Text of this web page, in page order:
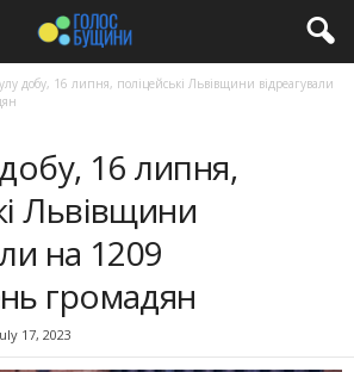
добу, 16 липня, поліцейські Львівщини відреагували
16 липня,
Львівщини
на 1209
громадян
17, 2023